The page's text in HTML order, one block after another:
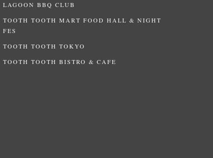
LAGOON BBQ CLUB
TOOTH TOOTH MART FOOD HALL & NIGHT
FES
TOOTH TOOTH TOKYO
TOOTH TOOTH BISTRO & CAFE